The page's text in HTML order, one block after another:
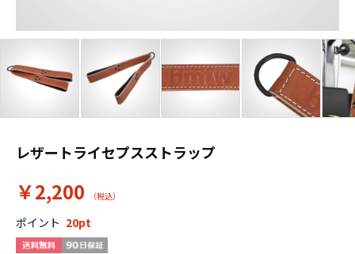
レザートライセプスストラップ
￥2,200
ポイント 20